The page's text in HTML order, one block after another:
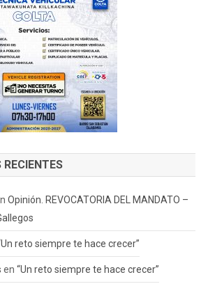
Opinión. REVOCATORIA DEL MANDATO –
reto siempre te hace crecer”
en “Un reto siempre te hace crecer”